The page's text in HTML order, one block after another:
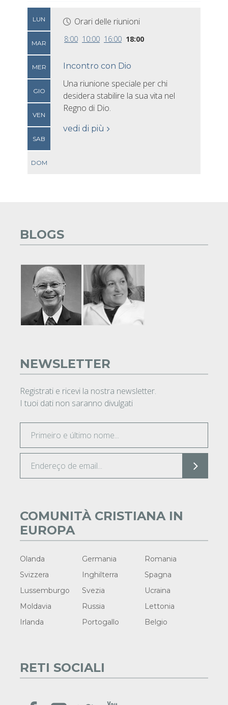
LUN
MAR
MER
GIO
VEN
SAB
DOM
Orari delle riunioni
8:00 10:00 16:00 18:00
Incontro con Dio
Una riunione speciale per chi
desidera stabilire la sua vita nel
Regno di Dio.
vedi di più
BLOGS
NEWSLETTER
Registrati e ricevi la nostra newsletter.
I tuoi dati non saranno divulgati
COMUNITÀ CRISTIANA IN
EUROPA
Olanda Germania
Romania
Svizzera
Inghilterra
Spagna
Lussemburgo
Svezia
Ucraina
Moldavia
Russia
Lettonia
Irlanda
Portogallo Belgio
RETI SOCIALI